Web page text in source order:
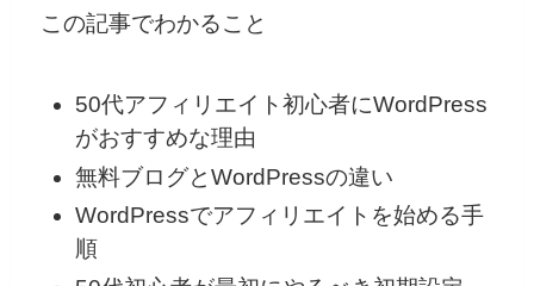
この記事でわかること
50代アフィリエイト初心者にWordPress
がおすすめな理由
無料ブログとWordPressの違い
WordPressでアフィリエイトを始める手
順